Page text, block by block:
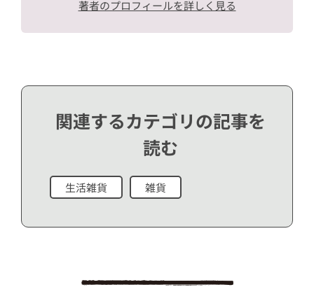
著者のプロフィールを詳しく見る
関連するカテゴリの記事を
読む
生活雑貨 雑貨